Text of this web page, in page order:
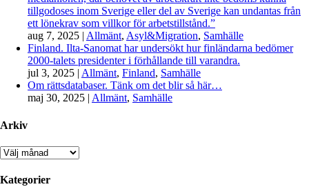
tillgodoses inom Sverige eller del av Sverige kan undantas från
ett lönekrav som villkor för arbetstillstånd.”
aug 7, 2025 | Allmänt, Asyl&Migration, Samhälle
Finland. Ilta-Sanomat har undersökt hur finländarna bedömer
2000-talets presidenter i förhållande till varandra.
jul 3, 2025 | Allmänt, Finland, Samhälle
Om rättsdatabaser. Tänk om det blir så här…
maj 30, 2025 | Allmänt, Samhälle
Arkiv
Arkiv
Kategorier